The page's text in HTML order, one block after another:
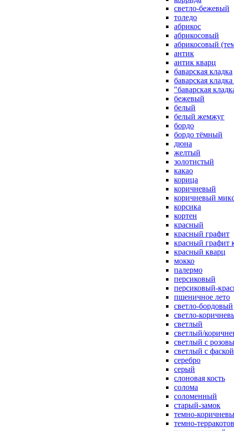
светло-бежевый
толедо
абрикос
абрикосовый
абрикосовый
антик
антик кварц
баварская кладка
баварская
"баварская
бежевый
белый
белый жемжуг
бордо
бордо тёмный
дюна
желтый
золотистый
какао
корица
коричневый
коричневый
корсика
кортен
красный
красный графит
красный графит
красный кварц
мокко
палермо
персиковый
персиковый-
пшеничное лето
светло-бордовый
светло-
светлый
светлый/
светлый с
светлый с фаской
серебро
серый
слоновая кость
солома
соломенный
старый-замок
темно-
темно-